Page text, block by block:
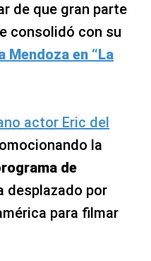
de que gran parte
consolidó con su
Mendoza en “La
actor Eric del
la
de
desplazado por
para filmar